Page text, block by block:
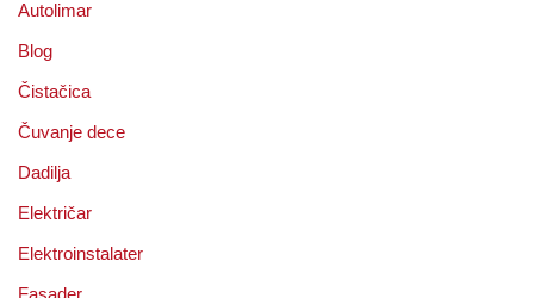
Autolimar
Blog
Čistačica
Čuvanje dece
Dadilja
Električar
Elektroinstalater
Fasader